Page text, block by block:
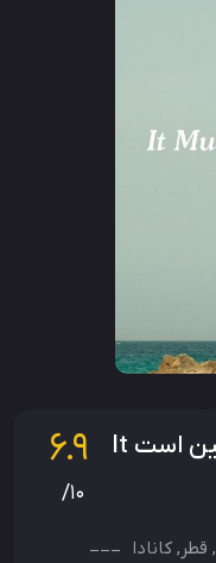
دانلود فیلم بهشت حتما همین است It
6.9
/10
, قطر , کانادا